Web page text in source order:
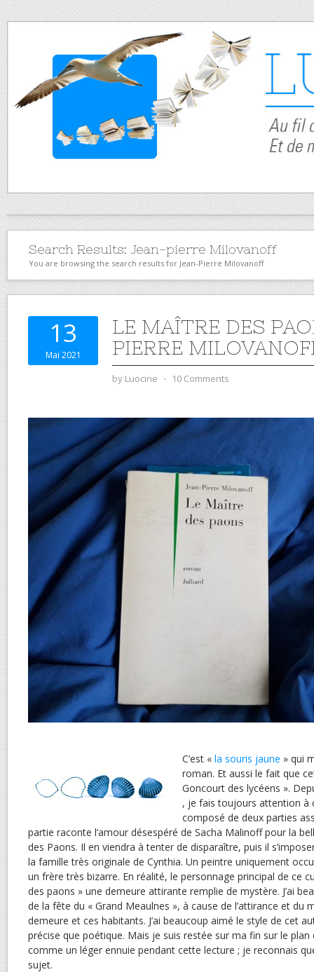
Search Results: Jean-pierre Milovanoff
You are browsing the search results for Jean-Pierre Milovanoff
13
Mai 2021
LE MAÎTRE DES
PIERRE
by Luocine ⋅ 10 Comments
C’est « la souris jaune » qui
roman. Et aussi le fait que
Goncourt des lycéens ».
, je fais toujours attention à
composé de deux parties
partie raconte l’amour désespéré de Sacha Malinoff pour la
des Paons. Il en viendra à tenter de disparaître, puis il
la famille très originale de Cynthia. Un peintre uniquement
un frère très bizarre. En réalité, le personnage principal de ce
des paons » une demeure attirante remplie de mystère. J’ai
de la fête du « Grand Meaulnes », à cause de l’attirance et du
demeure et ces habitants. J’ai beaucoup aimé le style de cet
précise que poétique. Mais je suis restée sur ma fin sur le plan
comme un léger ennuie pendant cette lecture ; je reconnais
sujet.